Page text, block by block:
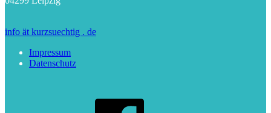
info ät kurzsuechtig . de
Impressum
Datenschutz